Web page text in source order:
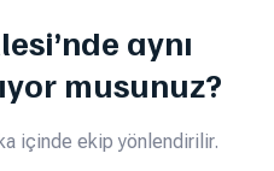
aynı
musunuz?
içinde ekip yönlendirilir.